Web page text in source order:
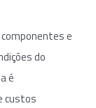
componentes e
do
é
custos